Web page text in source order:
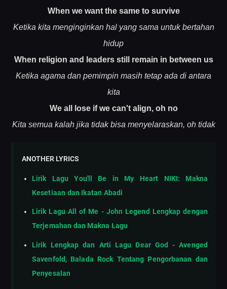
When we want the same to survive
Ketika kita menginginkan hal yang sama untuk bertahan
hidup
When religion and leaders still remain in between us
Ketika agama dan pemimpin masih tetap ada di antara
kita
We all lose if we can't align, oh no
Kita semua kalah jika tidak bisa menyelaraskan, oh tidak
ANOTHER LYRICS
Lirik Lagu You'll Be in My Heart NIKI: Makna
Kesetiaan dan Ikatan Abadi
Lirik Lagu All of Me - John Legend Lengkap dengan
Terjemahan dan Makna Lagu
Lirik Lengkap dan Arti Lagu Dear God - Avenged
Savenfold, Balada Rock Tentang Pengorbanan dan
Penyesalan